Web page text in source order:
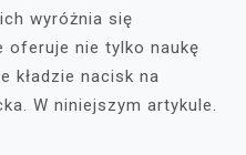
wyróżnia się
oferuje nie tylko naukę
kładzie nacisk na
W niniejszym artykule.